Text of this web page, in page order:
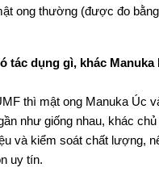
ong thường (được đo
tác dụng gì, khác Manuka
thì mật ong Manuka Úc
như giống nhau, khác
và kiểm soát chất lượng,
uy tín.